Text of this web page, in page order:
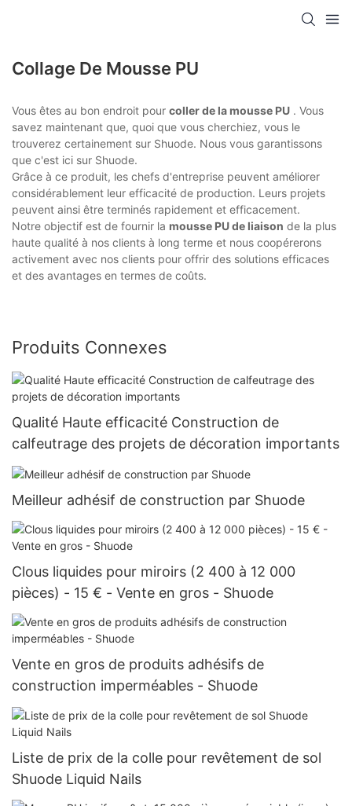
Collage De Mousse PU
Vous êtes au bon endroit pour coller de la mousse PU . Vous
savez maintenant que, quoi que vous cherchiez, vous le
trouverez certainement sur Shuode. Nous vous garantissons
que c'est ici sur Shuode.
Grâce à ce produit, les chefs d'entreprise peuvent améliorer
considérablement leur efficacité de production. Leurs projets
peuvent ainsi être terminés rapidement et efficacement.
Notre objectif est de fournir la mousse PU de liaison de la plus
haute qualité à nos clients à long terme et nous coopérerons
activement avec nos clients pour offrir des solutions efficaces
et des avantages en termes de coûts.
Produits Connexes
Qualité Haute efficacité Construction de
calfeutrage des projets de décoration importants
Meilleur adhésif de construction par Shuode
Clous liquides pour miroirs (2 400 à 12 000
pièces) - 15 € - Vente en gros - Shuode
Vente en gros de produits adhésifs de
construction imperméables - Shuode
Liste de prix de la colle pour revêtement de sol
Shuode Liquid Nails